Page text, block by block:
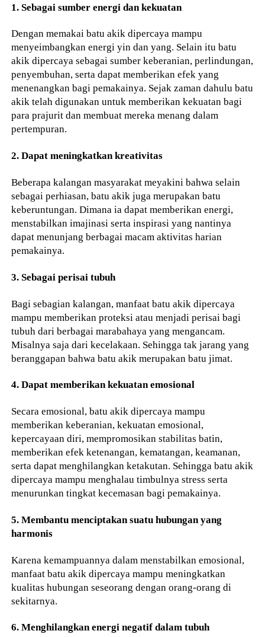
1. Sebagai sumber energi dan kekuatan
Dengan memakai batu akik dipercaya mampu
menyeimbangkan energi yin dan yang. Selain itu batu
akik dipercaya sebagai sumber keberanian, perlindungan,
penyembuhan, serta dapat memberikan efek yang
menenangkan bagi pemakainya. Sejak zaman dahulu batu
akik telah digunakan untuk memberikan kekuatan bagi
para prajurit dan membuat mereka menang dalam
pertempuran.
2. Dapat meningkatkan kreativitas
Beberapa kalangan masyarakat meyakini bahwa selain
sebagai perhiasan, batu akik juga merupakan batu
keberuntungan. Dimana ia dapat memberikan energi,
menstabilkan imajinasi serta inspirasi yang nantinya
dapat menunjang berbagai macam aktivitas harian
pemakainya.
3. Sebagai perisai tubuh
Bagi sebagian kalangan, manfaat batu akik dipercaya
mampu memberikan proteksi atau menjadi perisai bagi
tubuh dari berbagai marabahaya yang mengancam.
Misalnya saja dari kecelakaan. Sehingga tak jarang yang
beranggapan bahwa batu akik merupakan batu jimat.
4. Dapat memberikan kekuatan emosional
Secara emosional, batu akik dipercaya mampu
memberikan keberanian, kekuatan emosional,
kepercayaan diri, mempromosikan stabilitas batin,
memberikan efek ketenangan, kematangan, keamanan,
serta dapat menghilangkan ketakutan. Sehingga batu akik
dipercaya mampu menghalau timbulnya stress serta
menurunkan tingkat kecemasan bagi pemakainya.
5. Membantu menciptakan suatu hubungan yang
harmonis
Karena kemampuannya dalam menstabilkan emosional,
manfaat batu akik dipercaya mampu meningkatkan
kualitas hubungan seseorang dengan orang-orang di
sekitarnya.
6. Menghilangkan energi negatif dalam tubuh